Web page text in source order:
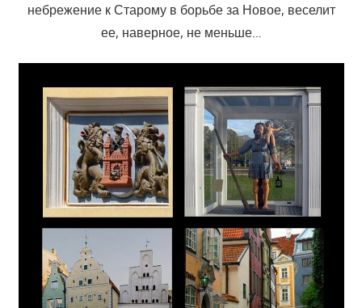
небрежение к Старому в борьбе за Новое, веселит
ее, наверное, не меньше…